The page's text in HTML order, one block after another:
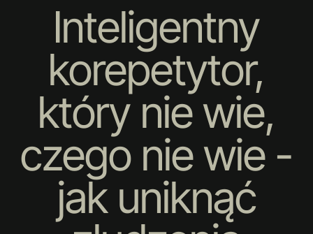
Inteligentny
korepetytor,
który nie wie,
czego nie wie -
jak uniknąć